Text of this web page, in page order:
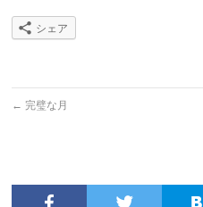
シェア
← 完璧な月